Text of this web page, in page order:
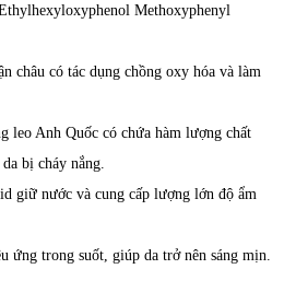
Methoxyphenyl
châu có tác dụng chồng oxy hóa và làm
leo Anh Quốc có chứa hàm lượng chất
bị cháy nắng.
giữ nước và cung cấp lượng lớn độ ẩm
ứng trong suốt, giúp da trở nên sáng mịn.